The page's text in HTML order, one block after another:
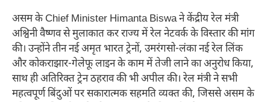
असम के Chief Minister Himanta Biswa ने केंद्रीय रेल मंत्री
अश्विनी वैष्णव से मुलाकात कर राज्य में रेल नेटवर्क के विस्तार की मांग
की। उन्होंने तीन नई अमृत भारत ट्रेनों, उमरंगसो-लंका नई रेल लिंक
और कोकराझार-गेलेफू लाइन के काम में तेजी लाने का अनुरोध किया,
साथ ही अतिरिक्त ट्रेन ठहराव की भी अपील की। रेल मंत्री ने सभी
महत्वपूर्ण बिंदुओं पर सकारात्मक सहमति व्यक्त की, जिससे असम के